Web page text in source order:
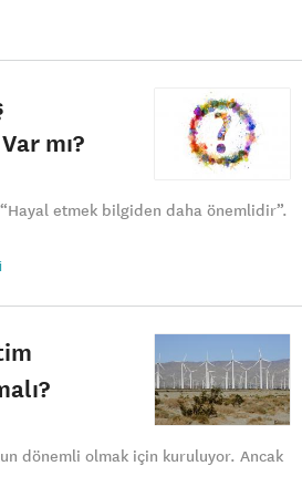
mı?
etmek bilgiden daha önemlidir”.
dönemli olmak için kuruluyor. Ancak